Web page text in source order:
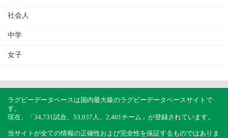
社会人
中学
女子
ラグビーデータベースは国内最大級のラグビーデータベースサイトで
す。
現在、「34,731試合、53,037人、2,401チーム」が登録されています。
当サイトが全ての情報の正確性および完全性を保証するものではありま